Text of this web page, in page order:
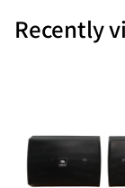
Recently